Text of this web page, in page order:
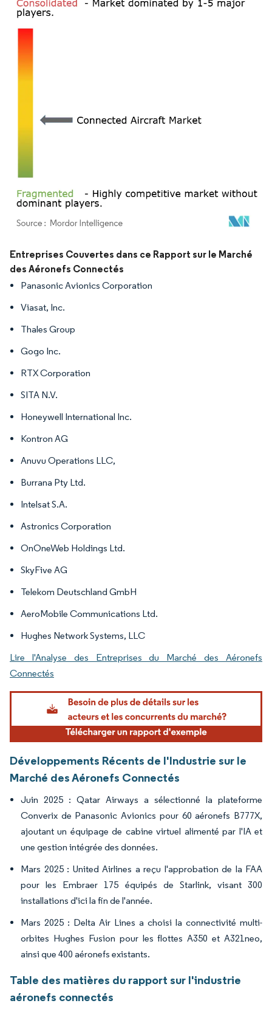
Image © Mordor Intelligence. La réutilisation nécessite une attribution sous CC BY
Entreprises Couvertes dans ce Rapport sur le Marché
des Aéronefs Connectés
Panasonic Avionics Corporation
Viasat, Inc.
Thales Group
Gogo Inc.
RTX Corporation
SITA N.V.
Honeywell International Inc.
Kontron AG
Anuvu Operations LLC,
Burrana Pty Ltd.
Intelsat S.A.
Astronics Corporation
OnOneWeb Holdings Ltd.
SkyFive AG
Telekom Deutschland GmbH
AeroMobile Communications Ltd.
Hughes Network Systems, LLC
Lire l'Analyse des Entreprises du Marché des Aéronefs
Connectés
Développements Récents de l'Industrie sur le
Marché des Aéronefs Connectés
Juin 2025 : Qatar Airways a sélectionné la plateforme
Converix de Panasonic Avionics pour 60 aéronefs B777X,
ajoutant un équipage de cabine virtuel alimenté par l'IA et
une gestion intégrée des données.
Mars 2025 : United Airlines a reçu l'approbation de la FAA
pour les Embraer 175 équipés de Starlink, visant 300
installations d'ici la fin de l'année.
Mars 2025 : Delta Air Lines a choisi la connectivité multi-
orbites Hughes Fusion pour les flottes A350 et A321neo,
ainsi que 400 aéronefs existants.
Table des matières du rapport sur l'industrie
aéronefs connectés